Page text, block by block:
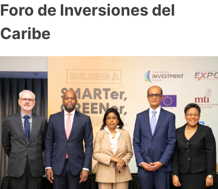
Foro de Inversiones del
Caribe